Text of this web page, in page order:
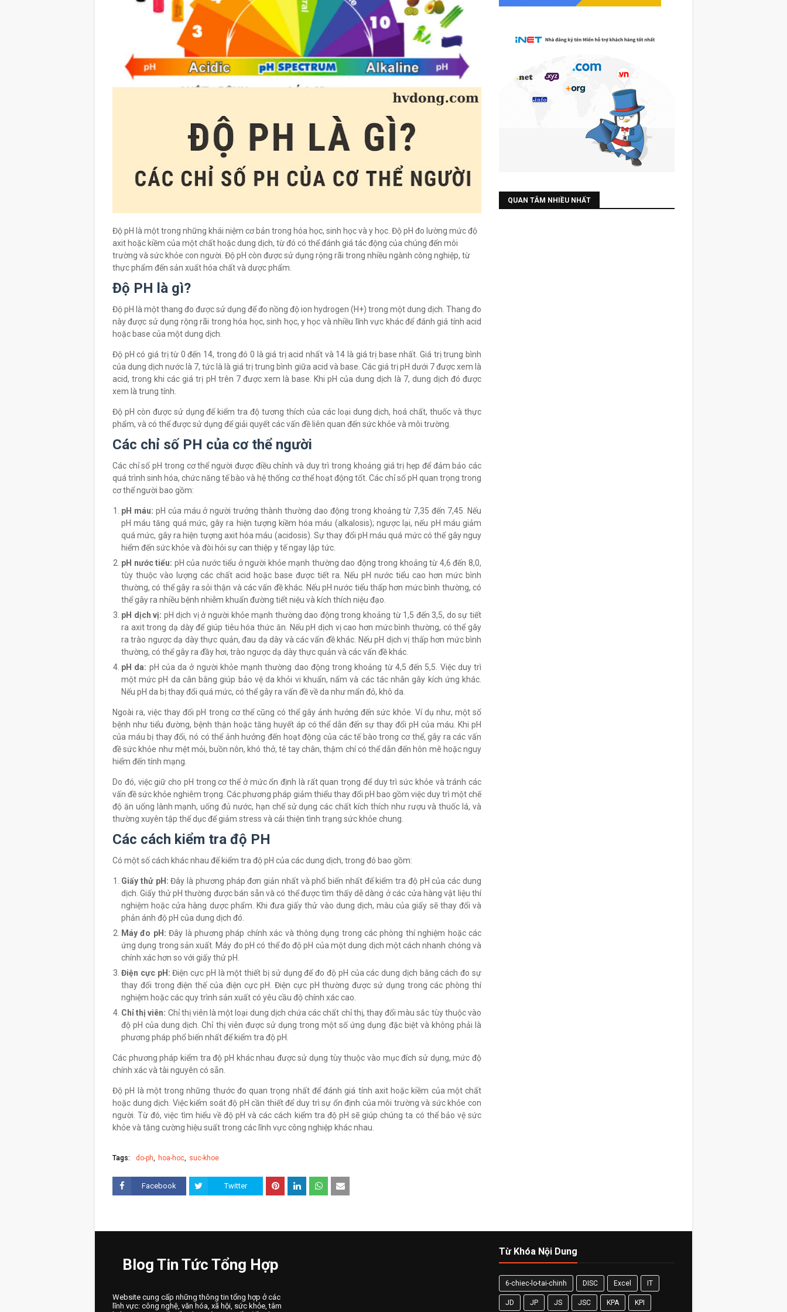
Độ pH là một trong những khái niệm cơ bản trong hóa học, sinh học và y học. Độ pH đo lường mức độ
axit hoặc kiềm của một chất hoặc dung dịch, từ đó có thể đánh giá tác động của chúng đến môi
trường và sức khỏe con người. Độ pH còn được sử dụng rộng rãi trong nhiều ngành công nghiệp, từ
thực phẩm đến sản xuất hóa chất và dược phẩm.
Độ PH là gì?
Độ pH là một thang đo được sử dụng để đo nồng độ ion hydrogen (H+) trong một dung dịch. Thang đo
này được sử dụng rộng rãi trong hóa học, sinh học, y học và nhiều lĩnh vực khác để đánh giá tính acid
hoặc base của một dung dịch.
Độ pH có giá trị từ 0 đến 14, trong đó 0 là giá trị acid nhất và 14 là giá trị base nhất. Giá trị trung bình
của dung dịch nước là 7, tức là là giá trị trung bình giữa acid và base. Các giá trị pH dưới 7 được xem là
acid, trong khi các giá trị pH trên 7 được xem là base. Khi pH của dung dịch là 7, dung dịch đó được
xem là trung tính.
Độ pH còn được sử dụng để kiểm tra độ tương thích của các loại dung dịch, hoá chất, thuốc và thực
phẩm, và có thể được sử dụng để giải quyết các vấn đề liên quan đến sức khỏe và môi trường.
Các chỉ số PH của cơ thể người
Các chỉ số pH trong cơ thể người được điều chỉnh và duy trì trong khoảng giá trị hẹp để đảm bảo các
quá trình sinh hóa, chức năng tế bào và hệ thống cơ thể hoạt động tốt. Các chỉ số pH quan trọng trong
cơ thể người bao gồm:
pH máu: pH của máu ở người trưởng thành thường dao động trong khoảng từ 7,35 đến 7,45. Nếu
pH máu tăng quá mức, gây ra hiện tượng kiềm hóa máu (alkalosis); ngược lại, nếu pH máu giảm
quá mức, gây ra hiện tượng axit hóa máu (acidosis). Sự thay đổi pH máu quá mức có thể gây nguy
hiểm đến sức khỏe và đòi hỏi sự can thiệp y tế ngay lập tức.
pH nước tiểu: pH của nước tiểu ở người khỏe mạnh thường dao động trong khoảng từ 4,6 đến 8,0,
tùy thuộc vào lượng các chất acid hoặc base được tiết ra. Nếu pH nước tiểu cao hơn mức bình
thường, có thể gây ra sỏi thận và các vấn đề khác. Nếu pH nước tiểu thấp hơn mức bình thường, có
thể gây ra nhiều bệnh nhiễm khuẩn đường tiết niệu và kích thích niệu đạo.
pH dịch vị: pH dịch vị ở người khỏe mạnh thường dao động trong khoảng từ 1,5 đến 3,5, do sự tiết
ra axit trong dạ dày để giúp tiêu hóa thức ăn. Nếu pH dịch vị cao hơn mức bình thường, có thể gây
ra trào ngược dạ dày thực quản, đau dạ dày và các vấn đề khác. Nếu pH dịch vị thấp hơn mức bình
thường, có thể gây ra đầy hơi, trào ngược dạ dày thực quản và các vấn đề khác.
pH da: pH của da ở người khỏe mạnh thường dao động trong khoảng từ 4,5 đến 5,5. Việc duy trì
một mức pH da cân bằng giúp bảo vệ da khỏi vi khuẩn, nấm và các tác nhân gây kích ứng khác.
Nếu pH da bị thay đổi quá mức, có thể gây ra vấn đề về da như mẩn đỏ, khô da.
Ngoài ra, việc thay đổi pH trong cơ thể cũng có thể gây ảnh hưởng đến sức khỏe. Ví dụ như, một số
bệnh như tiểu đường, bệnh thận hoặc tăng huyết áp có thể dẫn đến sự thay đổi pH của máu. Khi pH
của máu bị thay đổi, nó có thể ảnh hưởng đến hoạt động của các tế bào trong cơ thể, gây ra các vấn
đề sức khỏe như mệt mỏi, buồn nôn, khó thở, tê tay chân, thậm chí có thể dẫn đến hôn mê hoặc nguy
hiểm đến tính mạng.
Do đó, việc giữ cho pH trong cơ thể ở mức ổn định là rất quan trọng để duy trì sức khỏe và tránh các
vấn đề sức khỏe nghiêm trọng. Các phương pháp giảm thiểu thay đổi pH bao gồm việc duy trì một chế
độ ăn uống lành mạnh, uống đủ nước, hạn chế sử dụng các chất kích thích như rượu và thuốc lá, và
thường xuyên tập thể dục để giảm stress và cải thiện tình trạng sức khỏe chung.
Các cách kiểm tra độ PH
Có một số cách khác nhau để kiểm tra độ pH của các dung dịch, trong đó bao gồm:
Giấy thử pH: Đây là phương pháp đơn giản nhất và phổ biến nhất để kiểm tra độ pH của các dung
dịch. Giấy thử pH thường được bán sẵn và có thể được tìm thấy dễ dàng ở các cửa hàng vật liệu thí
nghiệm hoặc cửa hàng dược phẩm. Khi đưa giấy thử vào dung dịch, màu của giấy sẽ thay đổi và
phản ánh độ pH của dung dịch đó.
Máy đo pH: Đây là phương pháp chính xác và thông dụng trong các phòng thí nghiệm hoặc các
ứng dụng trong sản xuất. Máy đo pH có thể đo độ pH của một dung dịch một cách nhanh chóng và
chính xác hơn so với giấy thử pH.
Điện cực pH: Điện cực pH là một thiết bị sử dụng để đo độ pH của các dung dịch bằng cách đo sự
thay đổi trong điện thế của điện cực pH. Điện cực pH thường được sử dụng trong các phòng thí
nghiệm hoặc các quy trình sản xuất có yêu cầu độ chính xác cao.
Chỉ thị viên: Chỉ thị viên là một loại dung dịch chứa các chất chỉ thị, thay đổi màu sắc tùy thuộc vào
độ pH của dung dịch. Chỉ thị viên được sử dụng trong một số ứng dụng đặc biệt và không phải là
phương pháp phổ biến nhất để kiểm tra độ pH.
Các phương pháp kiểm tra độ pH khác nhau được sử dụng tùy thuộc vào mục đích sử dụng, mức độ
chính xác và tài nguyên có sẵn.
Độ pH là một trong những thước đo quan trọng nhất để đánh giá tính axit hoặc kiềm của một chất
hoặc dung dịch. Việc kiểm soát độ pH cần thiết để duy trì sự ổn định của môi trường và sức khỏe con
người. Từ đó, việc tìm hiểu về độ pH và các cách kiểm tra độ pH sẽ giúp chúng ta có thể bảo vệ sức
khỏe và tăng cường hiệu suất trong các lĩnh vực công nghiệp khác nhau.
Tags: do-ph hoa-hoc suc-khoe
Facebook Twitter
QUAN TÂM NHIỀU NHẤT
Blog Tin Tức Tổng Hợp
Website cung cấp những thông tin tổng hợp ở các
lĩnh vực: công nghệ, văn hóa, xã hội, sức khỏe, tâm
Từ Khóa Nội Dung
6-chiec-lo-tai-chinh DISC Excel IT
JD JP JS JSC KPA KPI